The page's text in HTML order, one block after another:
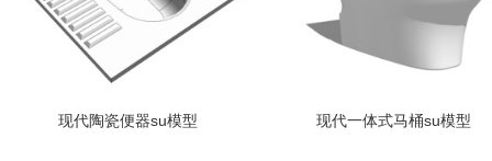
现代陶瓷便器su模型 现代一体式马桶su模型